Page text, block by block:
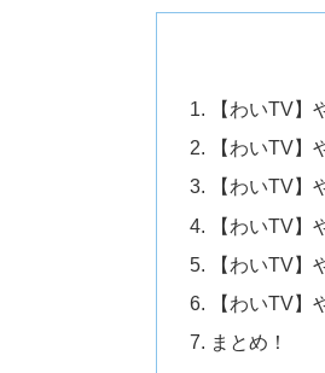
【わいTV】
【わいTV】
【わいTV】
【わいTV】
【わいTV】
【わいTV】
まとめ！